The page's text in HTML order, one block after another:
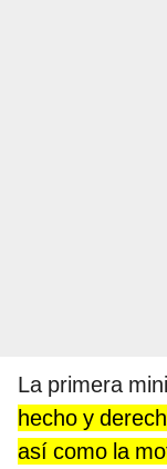
La primera
hecho y
así como la